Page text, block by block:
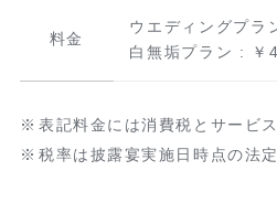
料金
ウエディングプ
白無垢プラン : ￥
表記料金には消費税とサービ
税率は披露宴実施日時点の法